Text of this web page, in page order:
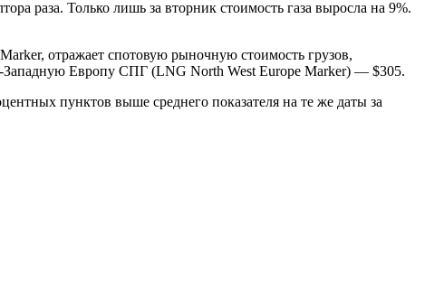
раза. Только лишь за вторник стоимость газа выросла на 9%.
отражает спотовую рыночную стоимость грузов,
Европу СПГ (LNG North West Europe Marker) — $305.
пунктов выше среднего показателя на те же даты за